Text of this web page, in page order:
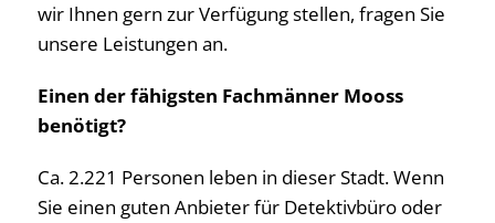
wir Ihnen gern zur Verfügung stellen, fragen Sie
unsere Leistungen an.
Einen der fähigsten Fachmänner Mooss
benötigt?
Ca. 2.221 Personen leben in dieser Stadt. Wenn
Sie einen guten Anbieter für Detektivbüro oder